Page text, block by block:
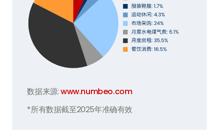
数据来源:www.numbeo.com
*所有数据截至2025年准确有效